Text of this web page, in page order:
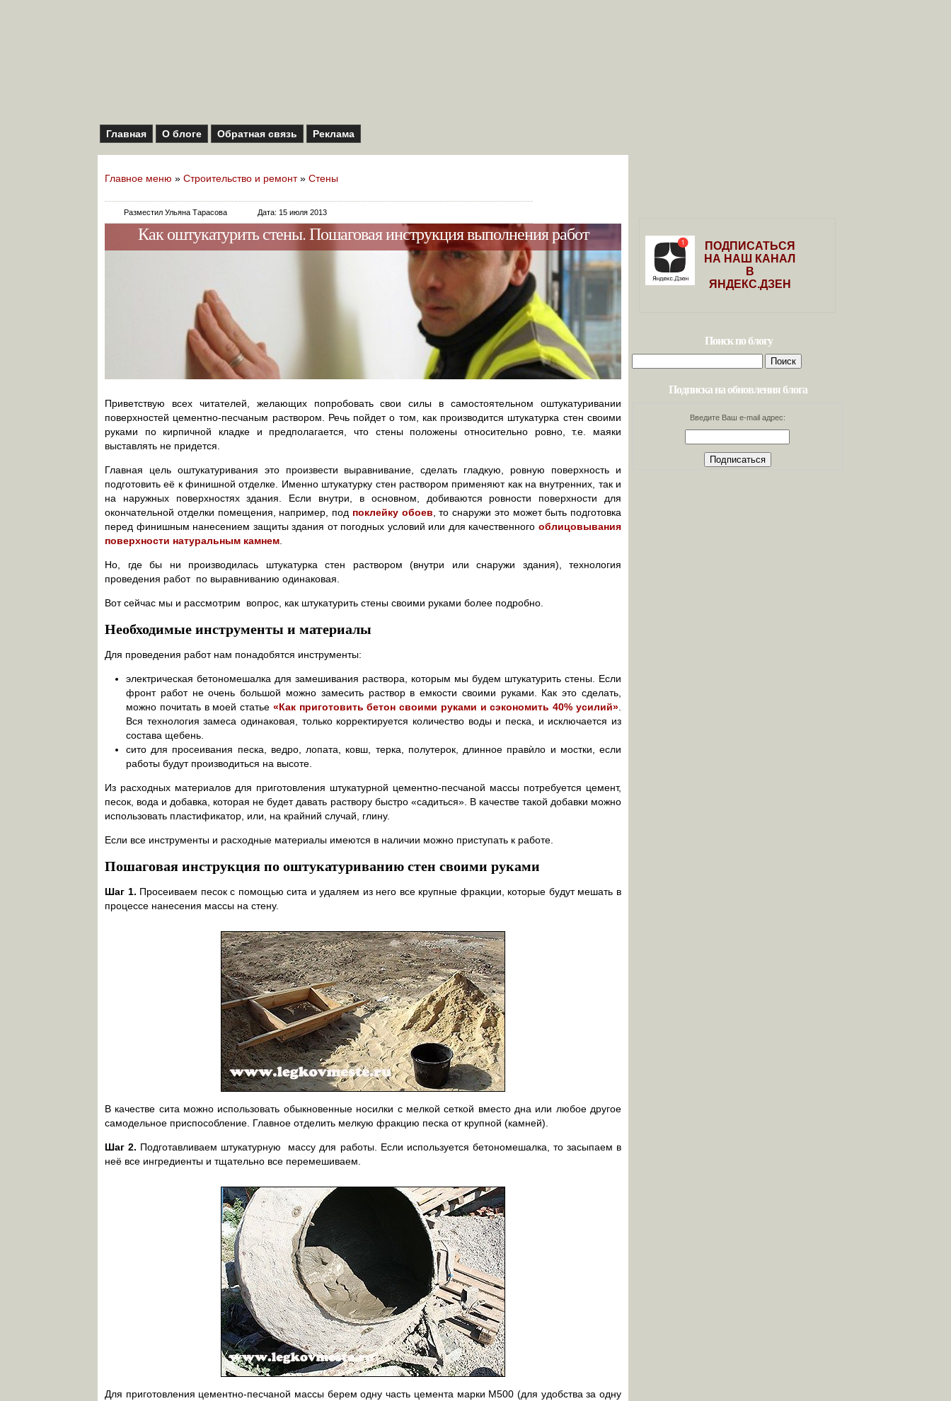
Главная О блоге Обратная связь Реклама
Главное меню » Строительство и ремонт» Стены
Разместил Ульяна Тарасова Дата: 15 июля 2013
Как оштукатурить стены. Пошаговая инструкция выполнения работ
Приветствую всех читателей, желающих попробовать свои силы в самостоятельном оштукатуривании
поверхностей цементно-песчаным раствором. Речь пойдет о том, как производится штукатурка стен своими
руками по кирпичной кладке и предполагается, что стены положены относительно ровно, т.е. маяки
выставлять не придется.
Главная цель оштукатуривания это произвести выравнивание, сделать гладкую, ровную поверхность и
подготовить её к финишной отделке. Именно штукатурку стен раствором применяют как на внутренних, так и
на наружных поверхностях здания. Если внутри, в основном, добиваются ровности поверхности для
окончательной отделки помещения, например, под поклейку обоев , то снаружи это может быть подготовка
перед финишным нанесением защиты здания от погодных условий или для качественного облицовывания
поверхности натуральным камнем
Но, где бы ни производилась штукатурка стен раствором (внутри или снаружи здания), технология
проведения работ по выравниванию одинаковая.
Вот сейчас мы и рассмотрим вопрос, как штукатурить стены своими руками более подробно.
Необходимые инструменты и материалы
Для проведения работ нам понадобятся инструменты:
электрическая бетономешалка для замешивания раствора, которым мы будем штукатурить стены. Если
фронт работ не очень большой можно замесить раствор в емкости своими руками. Как это сделать,
можно почитать в моей статье «Как приготовить бетон своими руками и сэкономить 40% усилий»
Вся технология замеса одинаковая, только корректируется количество воды и песка, и исключается из
состава щебень.
сито для просеивания песка, ведро, лопата, ковш, терка, полутерок, длинное правѝло и мостки, если
работы будут производиться на высоте.
Из расходных материалов для приготовления штукатурной цементно-песчаной массы потребуется цемент,
песок, вода и добавка, которая не будет давать раствору быстро «садиться». В качестве такой добавки можно
использовать пластификатор, или, на крайний случай, глину.
Если все инструменты и расходные материалы имеются в наличии можно приступать к работе.
Пошаговая инструкция по оштукатуриванию стен своими руками
Шаг 1. Просеиваем песок с помощью сита и удаляем из него все крупные фракции, которые будут мешать в
процессе нанесения массы на стену.
В качестве сита можно использовать обыкновенные носилки с мелкой сеткой вместо дна или любое другое
самодельное приспособление. Главное отделить мелкую фракцию песка от крупной (камней).
Шаг 2. Подготавливаем штукатурную массу для работы. Если используется бетономешалка, то засыпаем в
неё все ингредиенты и тщательно все перемешиваем.
Для приготовления цементно-песчаной массы берем одну часть цемента марки М500 (для удобства за одну
ПОДПИСАТЬСЯ
НА НАШ КАНАЛ
В
ЯНДЕКС.ДЗЕН
Поиск по блогу
Найти:
Подписка на обновления блога
Введите Ваш e-mail адрес: